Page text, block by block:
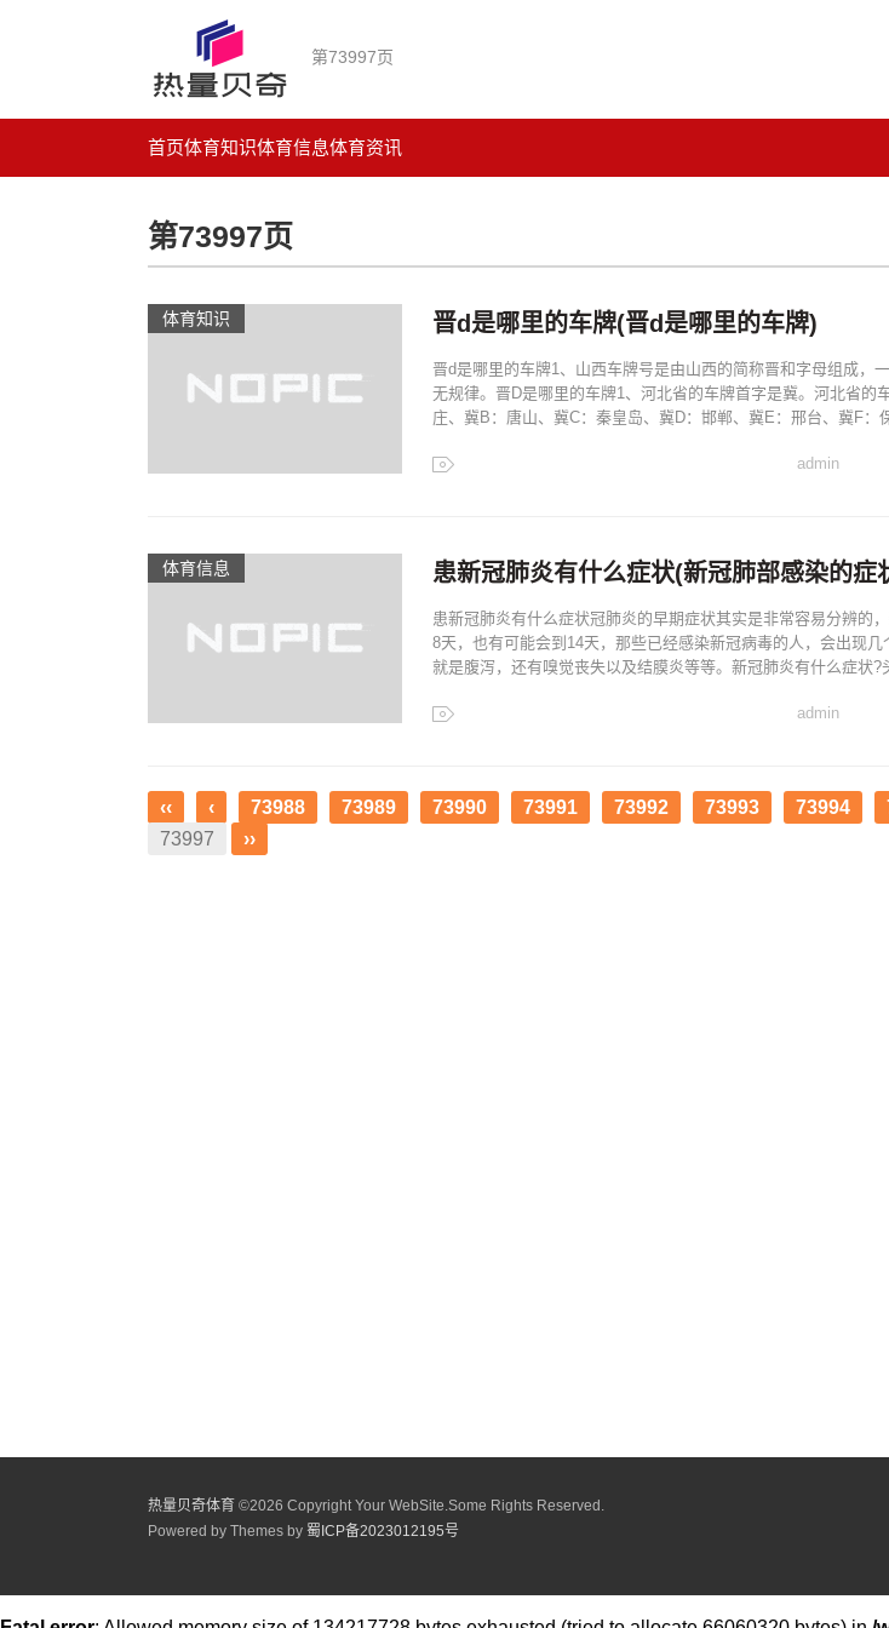
第73997页
首页体育知识体育信息体育资讯
第73997页
体育知识 晋d是哪里的车牌(晋d是哪里的车牌)
晋d是哪里的车牌1、山西车牌号是由山西的简称晋和字母组成，
无规律。晋D是哪里的车牌1、河北省的车牌首字是冀。河北省的
庄、冀B：唐山、冀C：秦皇岛、冀D：邯郸、冀E：邢台、冀F：
admin
体育信息 患新冠肺炎有什么症状(新冠肺部感染的症
患新冠肺炎有什么症状冠肺炎的早期症状其实是非常容易分辨的
8天，也有可能会到14天，那些已经感染新冠病毒的人，会出现
就是腹泻，还有嗅觉丧失以及结膜炎等等。新冠肺炎有什么症状?
admin
‹‹ ‹ 73988 73989 73990 73991 73992 73993 73994
73997
››
热量贝奇体育 ©2026 Copyright Your WebSite.Some Rights Reserved.
Powered by Themes by 蜀ICP备2023012195号